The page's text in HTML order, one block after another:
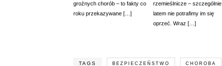
groźnych chorób – to fakty co
roku przekazywane […]
rzemieślnicze – szczególnie
latem nie potrafimy im się
oprzeć. Wraz […]
TAGS BEZPIECZEŃSTWO CHOROBA